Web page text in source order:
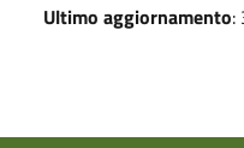
Ultimo aggiornamento: